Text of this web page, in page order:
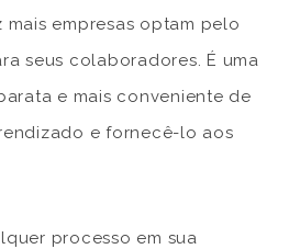
mais empresas optam pelo
seus colaboradores. É uma
e mais conveniente de
e fornecê-lo aos
processo em sua